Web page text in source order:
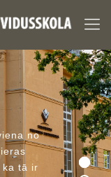
iena no
ieras
ka tā ir